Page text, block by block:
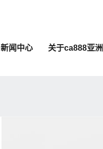
新闻中心 关于ca888亚